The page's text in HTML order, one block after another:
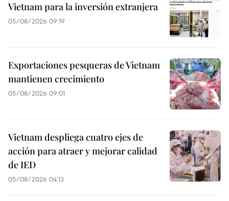
Vietnam para la inversión extranjera
05/08/2026 09:19
Exportaciones pesqueras de Vietnam
mantienen crecimiento
05/08/2026 09:01
Vietnam despliega cuatro ejes de
acción para atraer y mejorar calidad
de IED
05/08/2026 04:13